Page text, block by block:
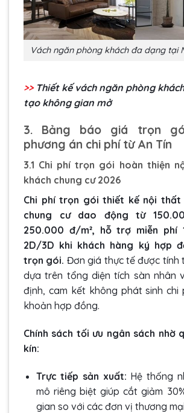
Vách ngăn phòng khách đa dạng tại
>> Thiết kế vách ngăn phòng
tạo không gian mở
3. Bảng báo giá trọn
phương án chi phí từ An Tín
3.1 Chi phí trọn gói hoàn thiện
khách chung cư 2026
Chi phí trọn gói thiết kế nội thất
chung cư dao động từ
250.000 đ/m², hỗ trợ miễn phí
2D/3D khi khách hàng ký hợp
trọn gói. Đơn giá thực tế được tính
dựa trên tổng diện tích sàn nhân
định, cam kết không phát sinh chi
khoản hợp đồng.
Chính sách tối ưu ngân sách nhờ
kín:
Trực tiếp sản xuất: Hệ thống
mô riêng biệt giúp cắt giảm
gian so với các đơn vị thương